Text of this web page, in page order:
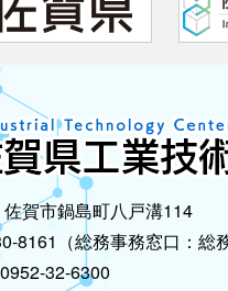
賀市鍋島町八戸溝114
8161（総務事務窓口：総
32-6300